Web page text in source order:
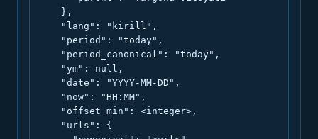
    },
    "lang": "kirill",
    "period": "today",
    "period_canonical": "today",
    "ym": null,
    "date": "YYYY-MM-DD",
    "now": "HH:MM",
    "offset_min": <integer>,
    "urls": {